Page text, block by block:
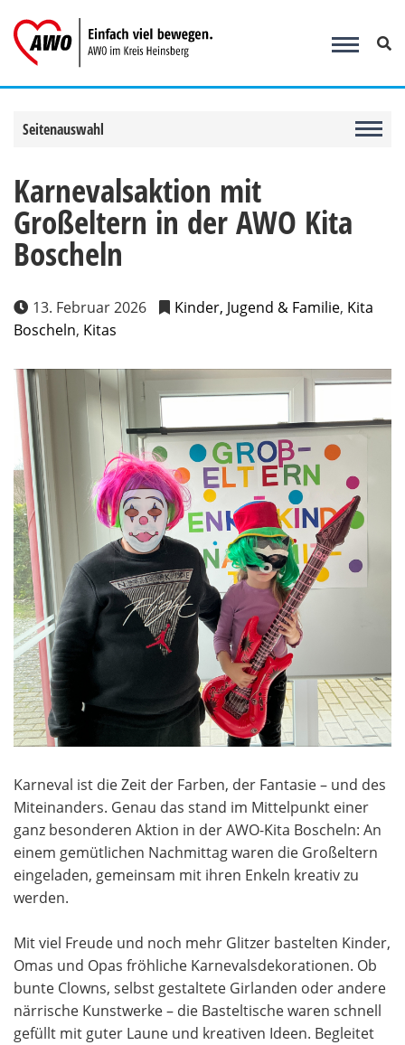
Inhalt
springen
Seitenauswahl
Karnevalsaktion mit
Großeltern in der AWO Kita
Boscheln
13. Februar 2026 Kinder, Jugend & Familie, Kita
Boscheln, Kitas
Karneval ist die Zeit der Farben, der Fantasie – und des
Miteinanders. Genau das stand im Mittelpunkt einer
ganz besonderen Aktion in der AWO-Kita Boscheln: An
einem gemütlichen Nachmittag waren die Großeltern
eingeladen, gemeinsam mit ihren Enkeln kreativ zu
werden.
Mit viel Freude und noch mehr Glitzer bastelten Kinder,
Omas und Opas fröhliche Karnevalsdekorationen. Ob
bunte Clowns, selbst gestaltete Girlanden oder andere
närrische Kunstwerke – die Basteltische waren schnell
gefüllt mit guter Laune und kreativen Ideen. Begleitet